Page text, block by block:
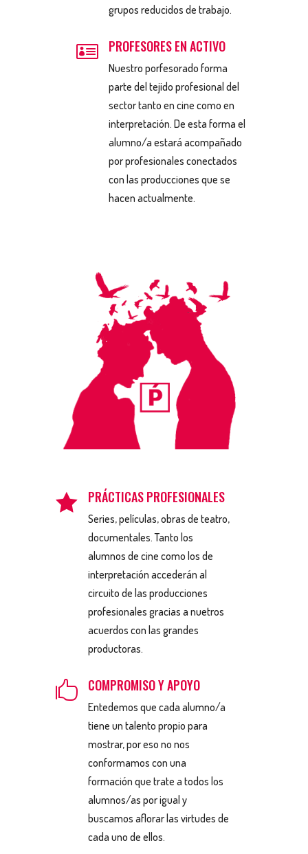
grupos reducidos de trabajo.
 PROFESORES EN ACTIVO
Nuestro porfesorado forma
parte del tejido profesional del
sector tanto en cine como en
interpretación. De esta forma el
alumno/a estará acompañado
por profesionales conectados
con las producciones que se
hacen actualmente.
 PRÁCTICAS PROFESIONALES
Series, películas, obras de teatro,
documentales. Tanto los
alumnos de cine como los de
interpretación accederán al
circuito de las producciones
profesionales gracias a nuetros
acuerdos con las grandes
productoras.
 COMPROMISO Y APOYO
Entedemos que cada alumno/a
tiene un talento propio para
mostrar, por eso no nos
conformamos con una
formación que trate a todos los
alumnos/as por igual y
buscamos aflorar las virtudes de
cada uno de ellos.